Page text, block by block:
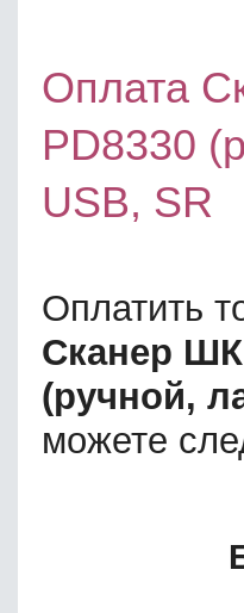
Оплата
PD8330
USB, SR
Оплатить
Сканер ШК
(ручной,
можете